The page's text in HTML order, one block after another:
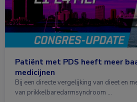
Patiënt met PDS heeft meer
medicijnen
Bij een directe vergelijking van dieet en
van prikkelbaredarmsyndroom …